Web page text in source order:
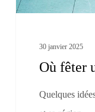
30 janvier 2025
Où fêter
Quelques